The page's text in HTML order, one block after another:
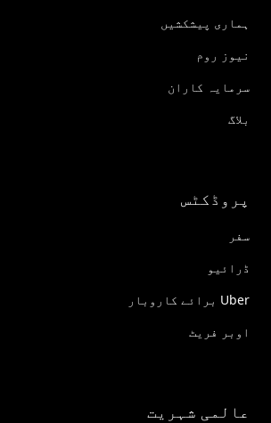
ہماری پیشکشیں
نیوز روم
سرمایہ کاران
بلاگ
پروڈکٹس
سفر
ڈرائیو
Uber برائے کاروبار
اوبر فریٹ
عالمی شہریت